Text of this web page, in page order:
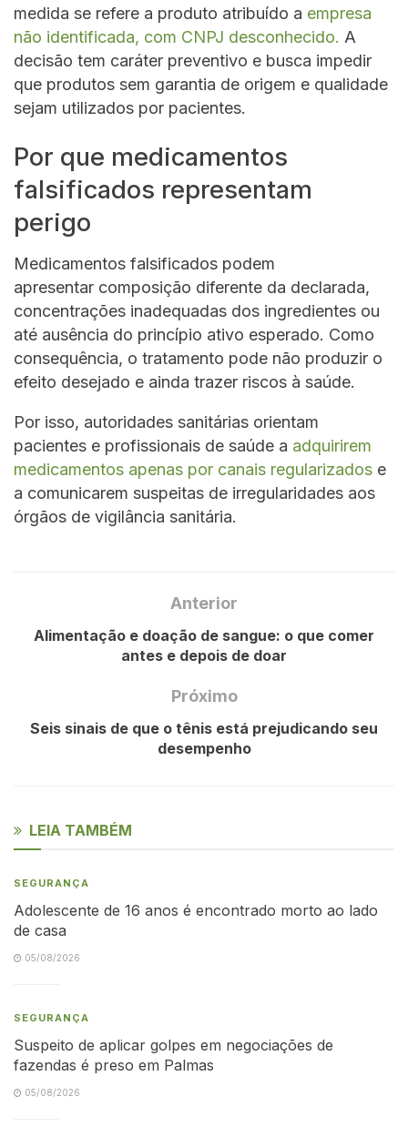
medida se refere a produto atribuído a empresa
não identificada, com CNPJ desconhecido. A
decisão tem caráter preventivo e busca impedir
que produtos sem garantia de origem e qualidade
sejam utilizados por pacientes.
Por que medicamentos
falsificados representam
perigo
Medicamentos falsificados podem
apresentar composição diferente da declarada,
concentrações inadequadas dos ingredientes ou
até ausência do princípio ativo esperado. Como
consequência, o tratamento pode não produzir o
efeito desejado e ainda trazer riscos à saúde.
Por isso, autoridades sanitárias orientam
pacientes e profissionais de saúde a adquirirem
medicamentos apenas por canais regularizados e
a comunicarem suspeitas de irregularidades aos
órgãos de vigilância sanitária.
Anterior
Alimentação e doação de sangue: o que comer
antes e depois de doar
Próximo
Seis sinais de que o tênis está prejudicando seu
desempenho
LEIA TAMBÉM
SEGURANÇA
Adolescente de 16 anos é encontrado morto ao lado
de casa
05/08/2026
SEGURANÇA
Suspeito de aplicar golpes em negociações de
fazendas é preso em Palmas
05/08/2026